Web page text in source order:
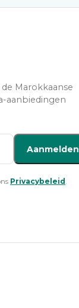
Marokkaanse
aanbiedingen
Aanmelden
Privacybeleid .